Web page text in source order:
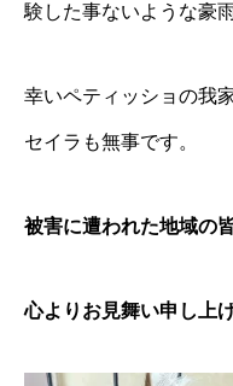
験した事ないような豪
幸いペティッショの我
セイラも無事です。
被害に遭われた地域の
心よりお見舞い申し上げ